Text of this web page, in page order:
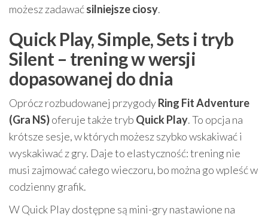
możesz zadawaćsilniejsze ciosy.
Quick Play, Simple, Sets i tryb
Silent – trening w wersji
dopasowanej do dnia
Oprócz rozbudowanej przygodyRing Fit Adventure
(Gra NS)oferuje także tryb Quick Play. To opcja na
krótsze sesje, w których możesz szybko wskakiwać i
wyskakiwać z gry. Daje to elastyczność: trening nie
musi zajmować całego wieczoru, bo można go wpleść w
codzienny grafik.
W Quick Play dostępne są mini-gry nastawione na